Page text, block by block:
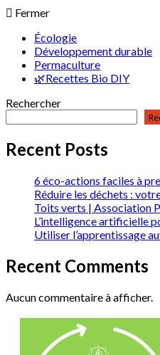
Fermer
Écologie
Développement durable
Permaculture
🌿Recettes Bio DIY
Rechercher
Recent Posts
6 éco-actions faciles à
Réduire les déchets :
Toits verts | Association
L’intelligence artificielle
Utiliser l’apprentissage
Recent Comments
Aucun commentaire à afficher.